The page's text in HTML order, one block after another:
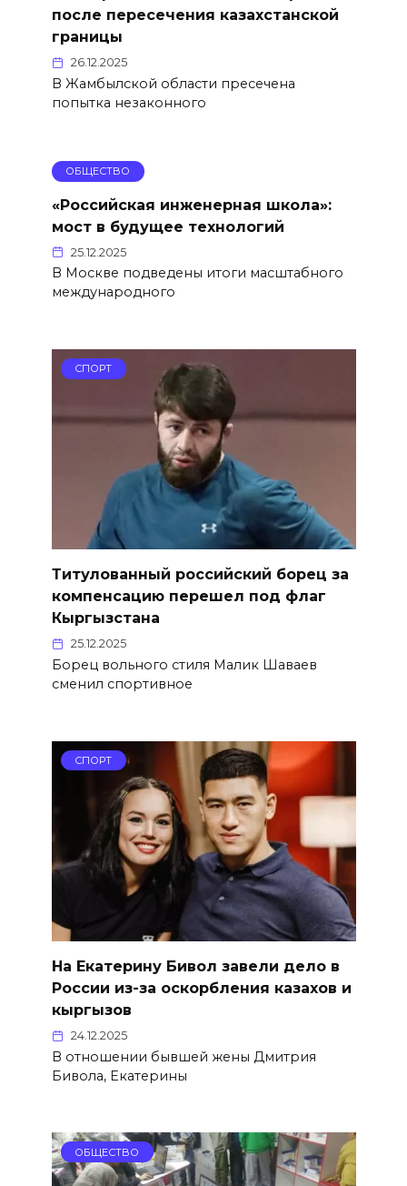
после пересечения казахстанской
границы
26.12.2025
В Жамбылской области пресечена
попытка незаконного
ОБЩЕСТВО
«Российская инженерная школа»:
мост в будущее технологий
25.12.2025
В Москве подведены итоги масштабного
международного
СПОРТ
Титулованный российский борец за
компенсацию перешел под флаг
Кыргызстана
25.12.2025
Борец вольного стиля Малик Шаваев
сменил спортивное
СПОРТ
На Екатерину Бивол завели дело в
России из-за оскорбления казахов и
кыргызов
24.12.2025
В отношении бывшей жены Дмитрия
Бивола, Екатерины
ОБЩЕСТВО